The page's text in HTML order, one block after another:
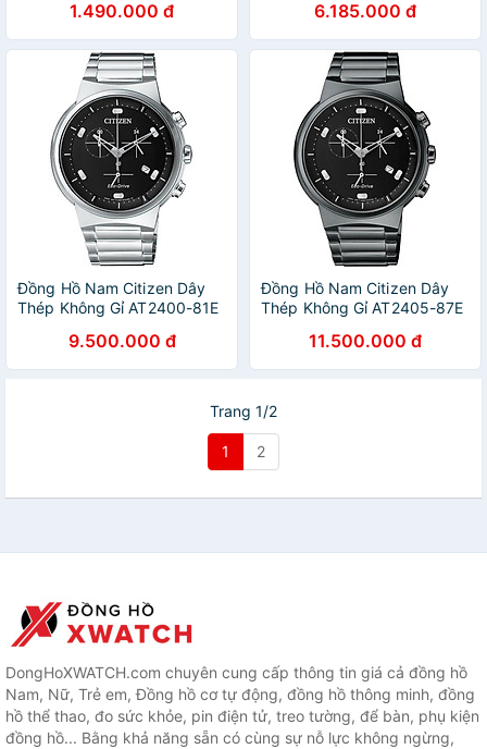
1.490.000 đ 6.185.000 đ
Đồng Hồ Nam Citizen Dây
Thép Không Gỉ AT2400-81E
9.500.000 đ
Đồng Hồ Nam Citizen Dây
Thép Không Gỉ AT2405-87E
11.500.000 đ
Trang 1/2
1 2
DongHoXWATCH.com chuyên cung cấp thông tin giá cả đồng hồ
Nam, Nữ, Trẻ em, Đồng hồ cơ tự động, đồng hồ thông minh, đồng
hồ thể thao, đo sức khỏe, pin điện tử, treo tường, để bàn, phụ kiện
đồng hồ... Bằng khả năng sẵn có cùng sự nỗ lực không ngừng,